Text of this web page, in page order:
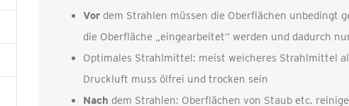
Vor dem Strahlen müssen die Oberflächen
die Oberfläche „eingearbeitet“ werden und dadurch
Optimales Strahlmittel: meist weicheres Strahlmittel
Druckluft muss ölfrei und trocken sein
Nach dem Strahlen: Oberflächen von Staub etc.